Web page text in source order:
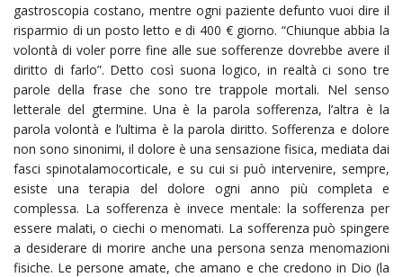
gastroscopia costano, mentre ogni paziente defunto vuoi dire il
risparmio di un posto letto e di 400 € giorno. “Chiunque abbia la
volontà di voler porre fine alle sue sofferenze dovrebbe avere il
diritto di farlo”. Detto così suona logico, in realtà ci sono tre
parole della frase che sono tre trappole mortali. Nel senso
letterale del gtermine. Una è la parola sofferenza, l’altra è la
parola volontà e l’ultima è la parola diritto. Sofferenza e dolore
non sono sinonimi, il dolore è una sensazione fisica, mediata dai
fasci spinotalamocorticale, e su cui si può intervenire, sempre,
esiste una terapia del dolore ogni anno più completa e
complessa. La sofferenza è invece mentale: la sofferenza per
essere malati, o ciechi o menomati. La sofferenza può spingere
a desiderare di morire anche una persona senza menomazioni
fisiche. Le persone amate, che amano e che credono in Dio (la